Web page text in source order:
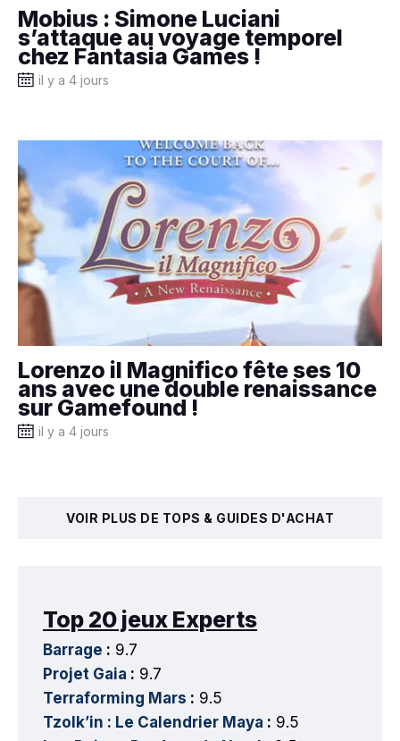
Mobius : Simone Luciani
s’attaque au voyage temporel
chez Fantasia Games !
il y a 4 jours
Lorenzo il Magnifico fête ses 10
ans avec une double renaissance
sur Gamefound !
il y a 4 jours
VOIR PLUS DE TOPS & GUIDES D'ACHAT
Top 20 jeux Experts
Barrage : 9.7
Projet Gaia : 9.7
Terraforming Mars : 9.5
Tzolk’in : Le Calendrier Maya : 9.5